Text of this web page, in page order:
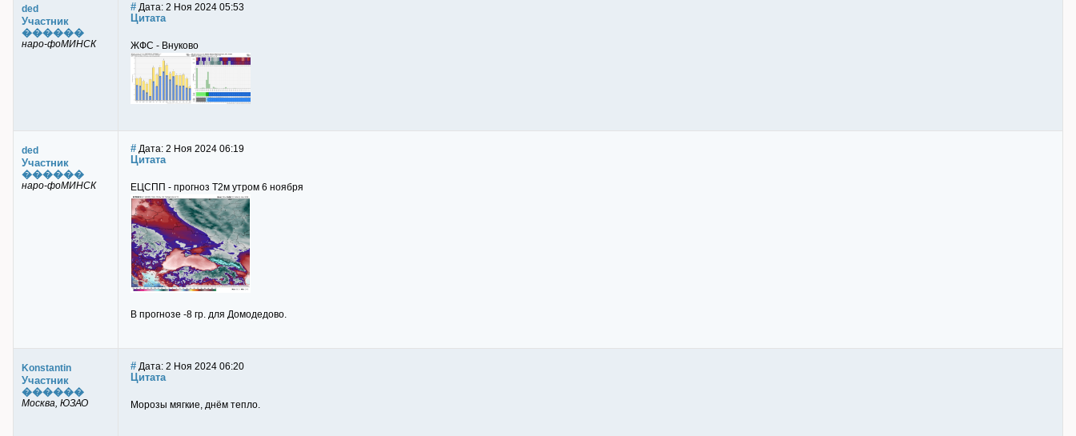
ded
Участник
������
наро-фоМИНСК
# Дата: 2 Ноя 2024 05:53
Цитата
ЖФС - Внуково
ded
Участник
������
наро-фоМИНСК
# Дата: 2 Ноя 2024 06:19
Цитата
ЕЦСПП - прогноз Т2м утром 6 ноября
В прогнозе -8 гр. для Домодедово.
Konstantin
Участник
������
Москва, ЮЗАО
# Дата: 2 Ноя 2024 06:20
Цитата
Морозы мягкие, днём тепло.